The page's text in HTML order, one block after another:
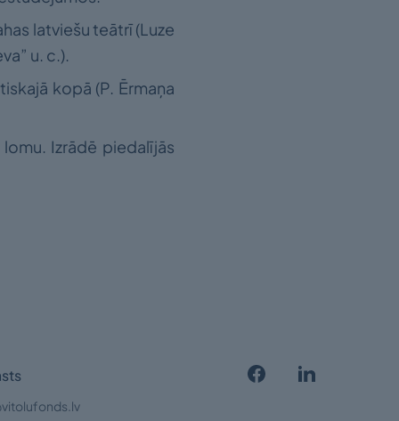
latviešu teātrī (Luze
u. c.).
kopā (P. Ērmaņa
Izrādē piedalījās